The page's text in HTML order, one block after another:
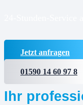
Jetzt anfragen
01590 14 60 97 8
Ihr